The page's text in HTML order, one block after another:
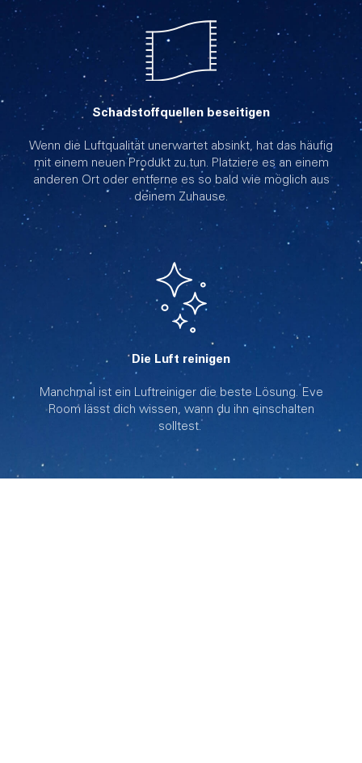
Schadstoffquellen beseitigen
Wenn die Luftqualität unerwartet absinkt, hat das häufig
mit einem neuen Produkt zu tun. Platziere es an einem
anderen Ort oder entferne es so bald wie möglich aus
deinem Zuhause.
Die Luft reinigen
Manchmal ist ein Luftreiniger die beste Lösung. Eve
Room lässt dich wissen, wann du ihn einschalten
solltest.